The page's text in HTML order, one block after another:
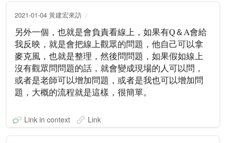
2021-01-04 黃建宏來訪
另外一個，也就是會負責看線上，如果有Q＆A會給
我反映，就是會把線上觀眾的問題，他自己可以拿
麥克風，也就是整理，然後問問題，如果假如線上
沒有觀眾問問題的話，就會變成現場的人可以問，
或者是老師可以增加問題，或者是我也可以增加問
題，大概的流程就是這樣，很簡單。
Link in context Link